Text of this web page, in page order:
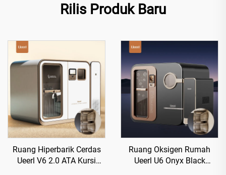
Rilis Produk Baru
Ruang Hiperbarik Cerdas
Ueerl V6 2.0 ATA Kursi
Ruang Oksigen Rumah
Ueerl U6 Onyx Black